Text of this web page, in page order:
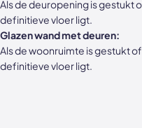
Als de deuropening is gestukt
definitieve vloer ligt.
Glazen wand met deuren:
Als de woonruimte is gestukt
definitieve vloer ligt.